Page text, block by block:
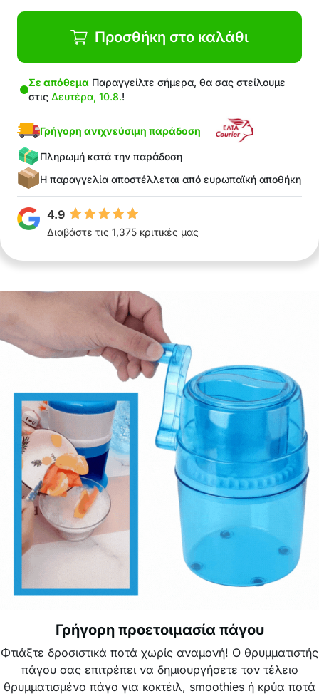
Προσθήκη στο καλάθι
Σε απόθεμα Παραγγείλτε σήμερα, θα σας στείλουμε
στις Δευτέρα, 10.8.!
Γρήγορη ανιχνεύσιμη παράδοση
Πληρωμή κατά την παράδοση
Η παραγγελία αποστέλλεται από ευρωπαϊκή αποθήκη
4.9
Διαβάστε τις 1,375 κριτικές μας
Γρήγορη προετοιμασία πάγου
Φτιάξτε δροσιστικά ποτά χωρίς αναμονή! Ο θρυμματιστής
πάγου σας επιτρέπει να δημιουργήσετε τον τέλειο
θρυμματισμένο πάγο για κοκτέιλ, smoothies ή κρύα ποτά